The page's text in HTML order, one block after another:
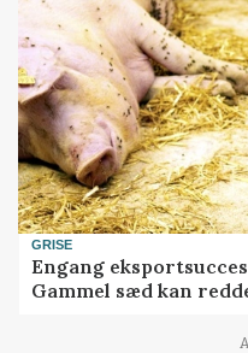
GRISE
Engang
Gammel sæd kan